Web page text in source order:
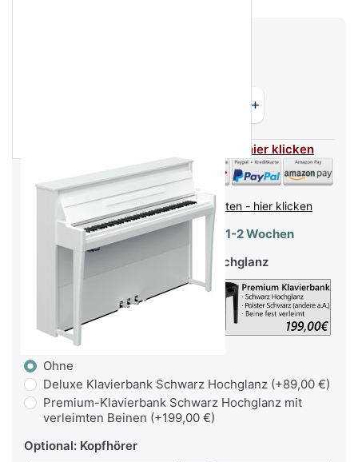
Flexible Zahlarten - für mehr Infos hier klicken
inkl. MwSt. (19%),Infos zu Versandkosten - hier klicken
Lieferzeit:
Lieferbar - Lieferzeit 1-2 Wochen
Optional: Klavierbank Schwarz Hochglanz
Ohne
Deluxe Klavierbank Schwarz Hochglanz (+89,00 €)
Premium-Klavierbank Schwarz Hochglanz mit
verleimten Beinen (+199,00 €)
Optional: Kopfhörer